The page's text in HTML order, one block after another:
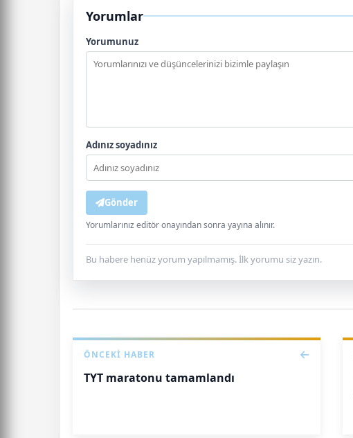
Yorumlar
Yorumunuz
Adınız soyadınız
Gönder
Yorumlarınız editör onayından sonra yayına alınır.
Bu habere henüz yorum yapılmamış. İlk yorumu siz yazın.
ÖNCEKI HABER
TYT maratonu tamamlandı